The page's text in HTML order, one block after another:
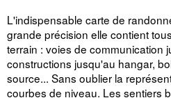
L'indispensable carte de
grande précision elle contient
terrain : voies de communication
constructions jusqu'au hangar,
source... Sans oublier la
courbes de niveau. Les sentiers